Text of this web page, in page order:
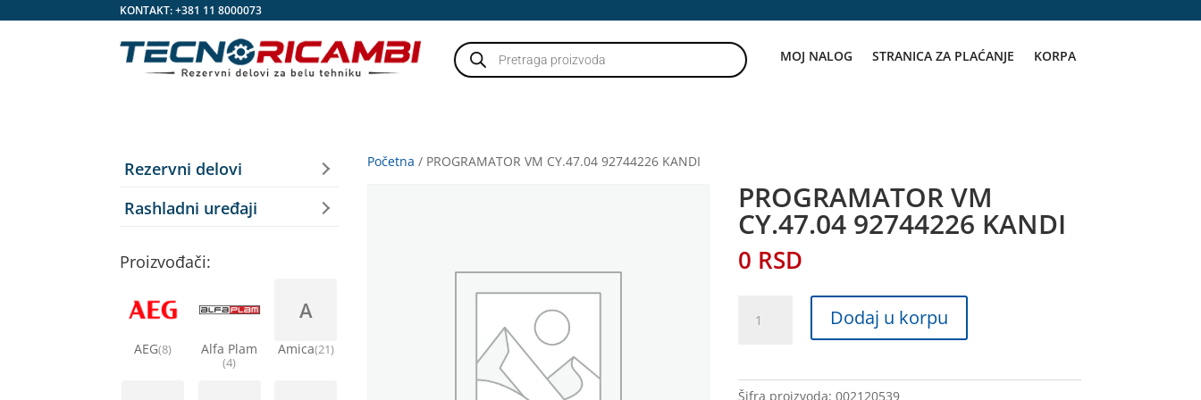
KONTAKT:+381 11 8000073
Products
search MOJ NALOG STRANICA ZA PLAĆANJE KORPA
Početna / PROGRAMATOR VM CY.47.04 92744226 KANDI
PROGRAMATOR VM
CY.47.04 92744226 KANDI
0 RSD
KANDI
Dodaj u korpu
Šifra proizvoda:002120539
Rezervni delovi
Rashladni uređaji
Proizvođači:
AEG(8) Alfa Plam
(4)
A
Amica(21)